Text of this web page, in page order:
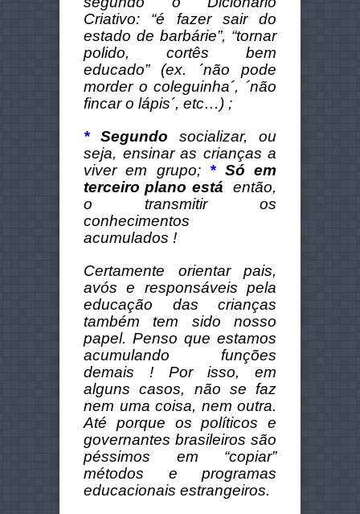
Criativo: “é fazer sair do
estado de barbárie”, “tornar
polido, cortês bem
educado” (ex. ´não pode
morder o coleguinha´, ´não
fincar o lápis´, etc…) ;
*Segundo socializar, ou
seja, ensinar as crianças a
viver em grupo; *Só em
terceiro plano está então,
o transmitir os
conhecimentos
acumulados !
Certamente orientar pais,
avós e responsáveis pela
educação das crianças
também tem sido nosso
papel. Penso que estamos
acumulando funções
demais ! Por isso, em
alguns casos, não se faz
nem uma coisa, nem outra.
Até porque os políticos e
governantes brasileiros são
péssimos em “copiar”
métodos e programas
educacionais estrangeiros.